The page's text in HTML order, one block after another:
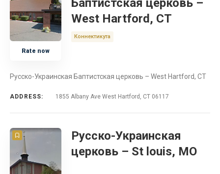
Христианская Школа
Прямая трансляция
Миссионерское Служение
Тихо-Океанское Объединение
Радиостанция
Rate now
Баптистская церковь –
West Hartford, CT
Коннектикута
Русско-Украинская Баптистская церковь – West Hartford, CT
ADDRESS: 1855 Albany Ave West Hartford, CT 06117
Русско-Украинская
церковь – St louis, MO